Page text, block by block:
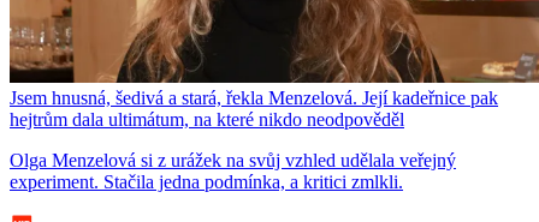
Jsem hnusná, šedivá a stará, řekla Menzelová. Její kadeřnice pak
hejtrům dala ultimátum, na které nikdo neodpověděl
Olga Menzelová si z urážek na svůj vzhled udělala veřejný
experiment. Stačila jedna podmínka, a kritici zmlkli.